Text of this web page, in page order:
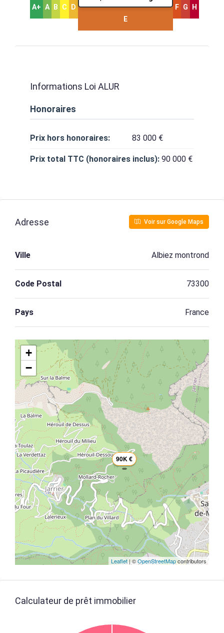
A+ A B C D
E
F G H
Informations Loi ALUR
Honoraires
Prix hors honoraires: 83 000 €
Prix total TTC (honoraires inclus): 90 000 €
Adresse Voir sur Google Maps
Ville Albiez montrond
Code Postal 73300
Pays France
90K €
+
−
Leaflet| ©OpenStreetMapcontributors
Calculateur de prêt immobilier